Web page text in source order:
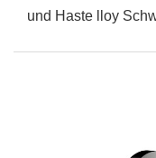
und Haste lloy